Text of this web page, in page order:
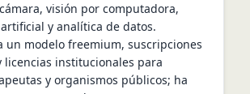
visión por computadora,
y analítica de datos.
un modelo freemium, suscripciones
licencias institucionales para
y organismos públicos; ha